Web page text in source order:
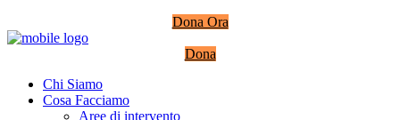
Dona Ora
Dona
Chi Siamo
Cosa Facciamo
Aree di intervento